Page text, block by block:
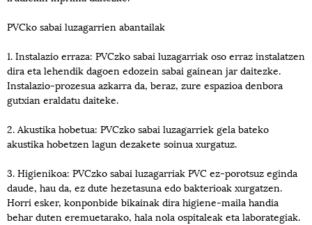
PVCko sabai luzagarrien abantailak
1. Instalazio erraza: PVCzko sabai luzagarriak oso erraz instalatzen
dira eta lehendik dagoen edozein sabai gainean jar daitezke.
Instalazio-prozesua azkarra da, beraz, zure espazioa denbora
gutxian eraldatu daiteke.
2. Akustika hobetua: PVCzko sabai luzagarriek gela bateko
akustika hobetzen lagun dezakete soinua xurgatuz.
3. Higienikoa: PVCzko sabai luzagarriak PVC ez-porotsuz eginda
daude, hau da, ez dute hezetasuna edo bakterioak xurgatzen.
Horri esker, konponbide bikainak dira higiene-maila handia
behar duten eremuetarako, hala nola ospitaleak eta laborategiak.